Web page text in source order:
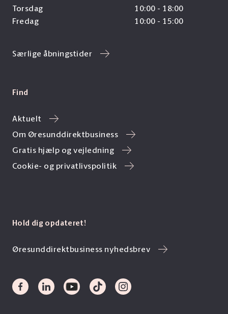
Torsdag
10:00 - 18:00
Fredag
10:00 - 15:00
Særlige åbningstider
Find
Aktuelt
Om Øresunddirektbusiness
Gratis hjælp og vejledning
Cookie- og privatlivspolitik
Hold dig opdateret!
Øresunddirektbusiness nyhedsbrev